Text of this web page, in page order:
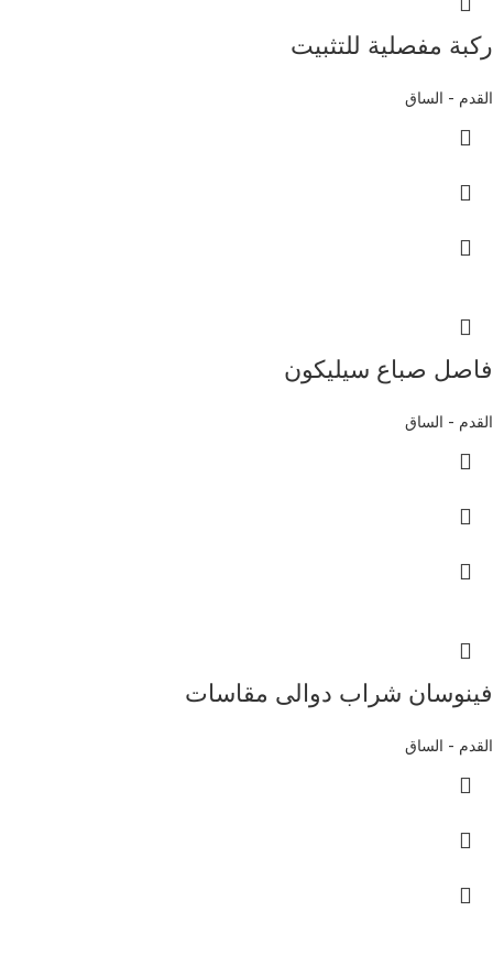
ركبة مفصلية للتثبيت
القدم - الساق
فاصل صباع سيليكون
القدم - الساق
فينوسان شراب دوالى مقاسات
القدم - الساق